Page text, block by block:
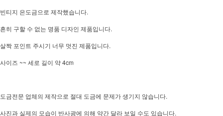
빈티지 은도금으로 제작했습니다.
흔히 구할 수 없는 명품 디자인 제품입니다.
살짝 포인트 주시기 너무 멋진 제품입니다.
사이즈 ~~ 세로 길이 약 4cm
도금전문 업체의 제작으로 절대 도금에 문제가 생기지 않습니다.
사진과 실제의 모습이 반사광에 의해 약간 달라 보일 수도 있습니다.